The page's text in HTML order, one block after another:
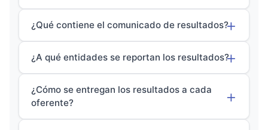
¿Qué contiene el comunicado de resultados?
¿A qué entidades se reportan los resultados?
¿Cómo se entregan los resultados a cada
oferente?